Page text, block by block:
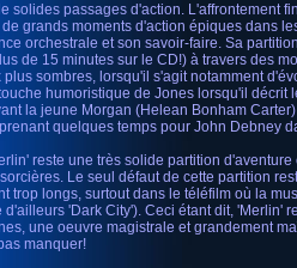
solides passages d'action. L'affrontement
grands moments d'action épiques dans
orchestrale et son savoir-faire. Sa
de 15 minutes sur le CD!) à travers des
sombres, lorsqu'il s'agit notamment
humoristique de Jones lorsqu'il décrit
la jeune Morgan (Helean Bonham
quelques temps pour John Debney
reste une très solide partition
Le seul défaut de cette partition
trop longs, surtout dans le téléfilm où la
'Dark City'). Ceci étant dit, 'Merlin'
une oeuvre magistrale et grandement
manquer!